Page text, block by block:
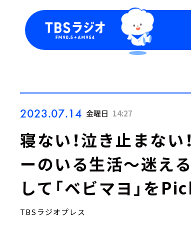
2023.07.14 金曜日 14:27
寝ない！泣き止まない
ーのいる生活～迷え
して「ベビマヨ」を
TBSラジオプレス